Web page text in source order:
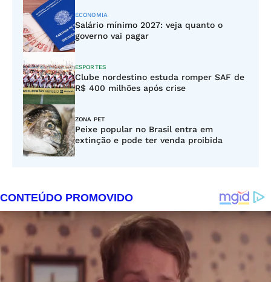
ECONOMIA
Salário mínimo 2027: veja quanto o
governo vai pagar
ESPORTES
Clube nordestino estuda romper SAF de
R$ 400 milhões após crise
ZONA PET
Peixe popular no Brasil entra em
extinção e pode ter venda proibida